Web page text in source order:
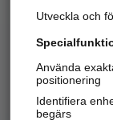
Utveckla och
Använda
positionering
Identifiera
begärs